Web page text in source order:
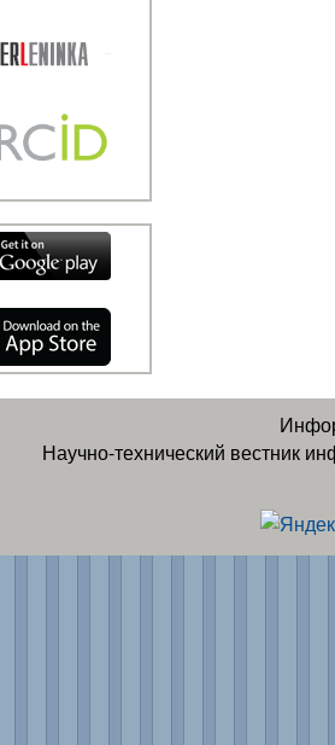
Научно-технический вестник